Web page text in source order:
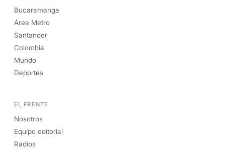
Bucaramanga
Área Metro
Santander
Colombia
Mundo
Deportes
EL FRENTE
Nosotros
Equipo editorial
Radios